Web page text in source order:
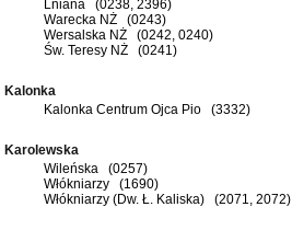
Lniana (0238, 2396)
Warecka NŻ (0243)
Wersalska NŻ (0242, 0240)
Św. Teresy NŻ (0241)
Kalonka
Kalonka Centrum Ojca Pio (3332)
Karolewska
Wileńska (0257)
Włókniarzy (1690)
Włókniarzy (Dw. Ł. Kaliska) (2071, 2072)